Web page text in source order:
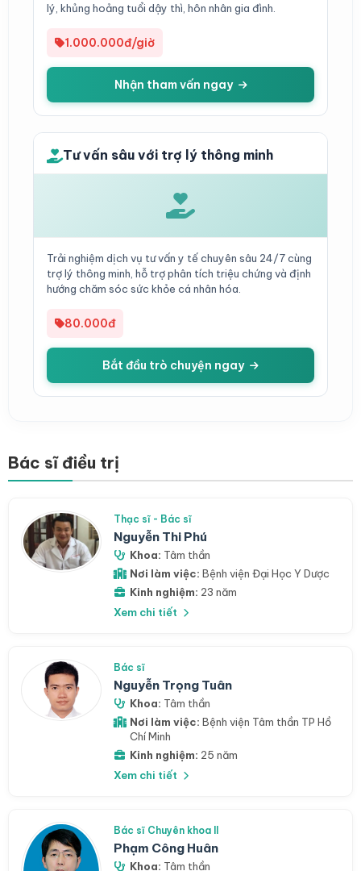
lý, khủng hoảng tuổi dậy thì, hôn nhân gia đình.
1.000.000đ/giờ
Nhận tham vấn ngay
Tư vấn sâu với trợ lý thông minh
Trải nghiệm dịch vụ tư vấn y tế chuyên sâu 24/7 cùng
trợ lý thông minh, hỗ trợ phân tích triệu chứng và định
hướng chăm sóc sức khỏe cá nhân hóa.
80.000đ
Bắt đầu trò chuyện ngay
Bác sĩ điều trị
Thạc sĩ - Bác sĩ
Nguyễn Thi Phú
Khoa: Tâm thần
Nơi làm việc: Bệnh viện Đại Học Y Dược
Kinh nghiệm: 23 năm
Xem chi tiết
Bác sĩ
Nguyễn Trọng Tuân
Khoa: Tâm thần
Nơi làm việc: Bệnh viện Tâm thần TP Hồ
Chí Minh
Kinh nghiệm: 25 năm
Xem chi tiết
Bác sĩ Chuyên khoa II
Phạm Công Huân
Khoa: Tâm thần